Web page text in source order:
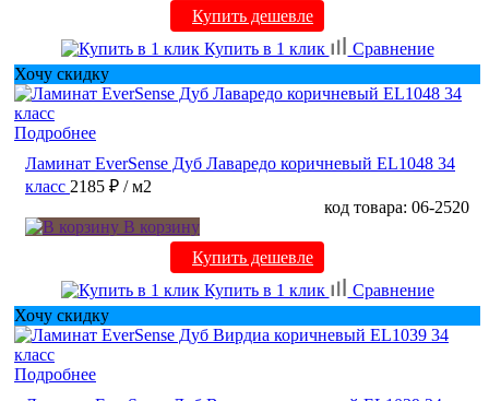
Купить дешевле
Купить в 1 клик
Сравнение
Хочу скидку
Подробнее
Ламинат EverSense Дуб Лаваредо коричневый EL1048 34
класс 2185 ₽ / м2
код товара: 06-2520
В корзину
Купить дешевле
Купить в 1 клик
Сравнение
Хочу скидку
Подробнее